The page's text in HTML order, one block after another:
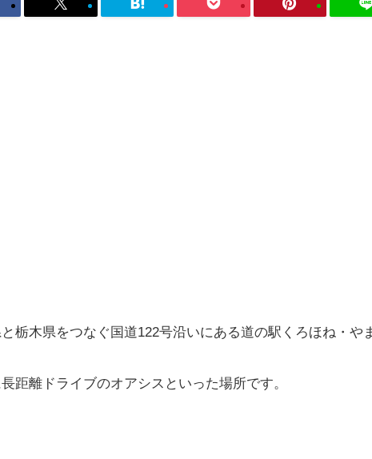
栃木県をつなぐ国道122号沿いにある道の駅くろほね・や
距離ドライブのオアシスといった場所です。